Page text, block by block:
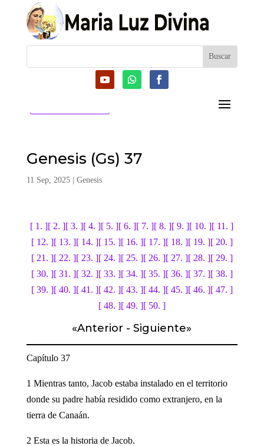
Genesis (Gs) 37
11 Sep, 2025| Genesis
[ 1. ][ 2. ][ 3. ][ 4. ][ 5. ][ 6. ][ 7. ][ 8. ][ 9. ][ 10. ][ 11. ]
[ 12. ][ 13. ][ 14. ][ 15. ][ 16. ][ 17. ][ 18. ][ 19. ][ 20. ]
[ 21. ][ 22. ][ 23. ][ 24. ][ 25. ][ 26. ][ 27. ][ 28. ][ 29. ]
[ 30. ][ 31. ][ 32. ][ 33. ][ 34. ][ 35. ][ 36. ][ 37. ][ 38. ]
[ 39. ][ 40. ][ 41. ][ 42. ][ 43. ][ 44. ][ 45. ][ 46. ][ 47. ]
[ 48. ][ 49. ][ 50. ]
«Anterior -Siguiente»
Capítulo 37
1 Mientras tanto, Jacob estaba instalado en el territorio
donde su padre había residido como extranjero, en la
tierra de Canaán.
2 Esta es la historia de Jacob.